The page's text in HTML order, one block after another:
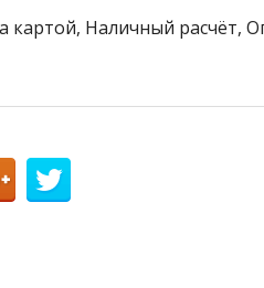
картой, Наличный расчёт,